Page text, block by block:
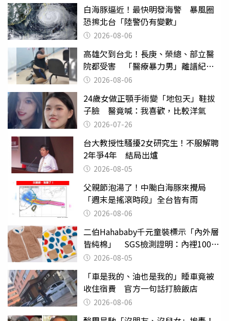
白海豚逼近！最快明發海警 暴風圈
恐擦北台「陸警仍有變數」
2026-08-06
高雄欠到台北！長庚、榮總、部立醫
院都受害 「醫療暴力男」離譜紀錄
曝光2026-08-06
24歲女做正顎手術變「地包天」鞋拔
子臉 醫竟喊：我喜歡，比較洋氣
2026-07-26
台大教授性騷擾2女研究生！不服解聘
2年爭4年 結局出爐
2026-08-05
父親節泡湯了！中颱白海豚來攪局
「週末是搖滾時段」全台皆有雨
2026-08-06
二伯Hahababy千元童裝標示「內外層
皆純棉」 SGS檢測證明：內裡100%
聚酯纖維
2026-08-05
「車是我的、油也是我的」睡車竟被
收住宿費 官方一句話打臉飯店
2026-08-06